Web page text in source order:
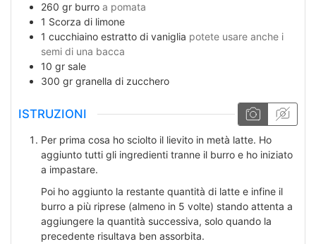
260 gr burro a pomata
1 Scorza di limone
1 cucchiaino estratto di vaniglia potete usare anche i
semi di una bacca
10 gr sale
300 gr granella di zucchero
ISTRUZIONI
Per prima cosa ho sciolto il lievito in metà latte. Ho
aggiunto tutti gli ingredienti tranne il burro e ho iniziato
a impastare.
Poi ho aggiunto la restante quantità di latte e infine il
burro a più riprese (almeno in 5 volte) stando attenta a
aggiungere la quantità successiva, solo quando la
precedente risultava ben assorbita.